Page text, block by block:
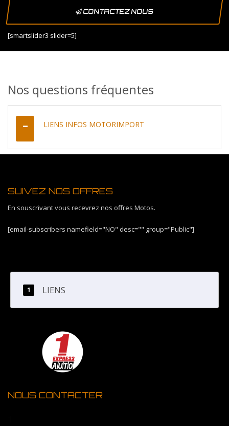
CONTACTEZ NOUS
[smartslider3 slider=5]
Nos questions fréquentes
LIENS INFOS MOTORIMPORT
SUIVEZ NOS OFFRES
En souscrivant vous recevrez nos offres Motos.
[email-subscribers namefield="NO" desc="" group="Public"]
LIENS
NOUS CONTACTER